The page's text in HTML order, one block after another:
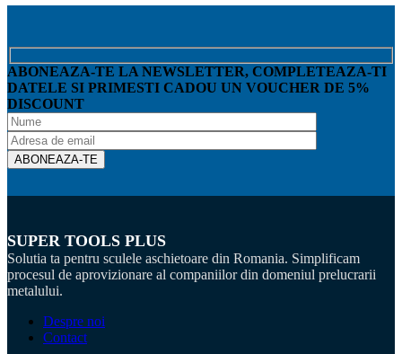
ABONEAZA-TE LA NEWSLETTER, COMPLETEAZA-TI
DATELE SI PRIMESTI CADOU UN VOUCHER DE 5%
DISCOUNT
SUPER TOOLS PLUS
Solutia ta pentru sculele aschietoare din Romania. Simplificam
procesul de aprovizionare al companiilor din domeniul prelucrarii
metalului.
Despre noi
Contact